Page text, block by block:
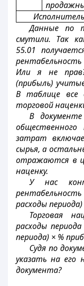
Исполнитель
Данные по
смутили. Так
55.01
Или я не
(прибыль)
В таблице все
торговой
В
затрат
сырья, а
отражаются в
наценку.
У нас
расходы
Торговая
расходы
периода) × %
Судя по
указать на его
документа?